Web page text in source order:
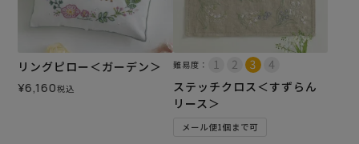
リングピロー＜ガーデン＞
¥6,160税込
難易度：
ステッチクロス＜すずらん
リース＞
メール便1個まで可